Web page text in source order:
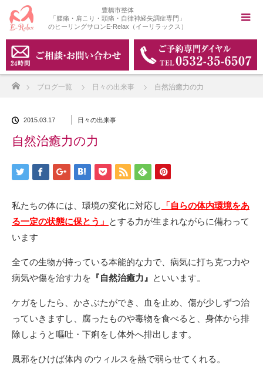
豊橋市整体
「腰痛・肩こり・頭痛・自律神経失調症専門」
のヒーリングサロンE-Relax（イーリラックス）
ブログ一覧 日々の出来事 自然治癒力の力
2015.03.17 日々の出来事
自然治癒力の力
私たちの体には、環境の変化に対応し
「自らの体内環境をあ
る一定の状態に保とう」 とする力が生まれながらに備わって
います
全ての生物が持っている本能的な力で、病気に打ち克つ力や
病気や傷を治す力を 『自然治癒力』 といいます。
ケガをしたら、かさぶたができ、血を止め、傷が少しずつ治
っていきますし、腐ったものや毒物を食べると、身体から排
除しようと嘔吐・下痢をし体外へ排出します。
風邪をひけば体内 のウィルスを熱で弱らせてくれる。